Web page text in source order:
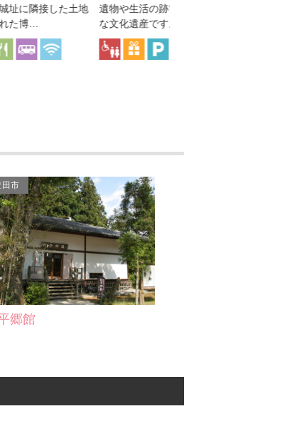
古戦場めぐり（渡古戦
場）
株式会社メタルヒート
安祥城址
物や生活の跡で、先人が残した貴重
な文化遺産です。 当セ…
田市
郷館